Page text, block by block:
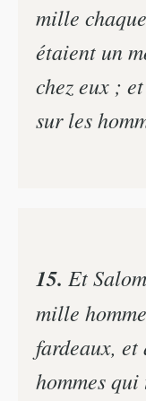
mille
étaient un
chez eux ;
sur les
15. Et
mille
fardeaux,
hommes